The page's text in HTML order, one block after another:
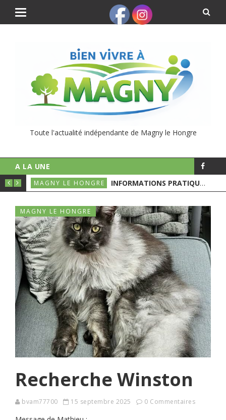
Toute l'actualité indépendante de Magny le Hongre
A LA UNE
MAGNY LE HONGRE INFORMATIONS PRATIQUES POUR LE 1ER TOURS DES ÉLECTIONS MUNICIPALES
MAGNY LE HONGRE
Recherche Winston
bvam77700 15 septembre 2025 0 Commentaires